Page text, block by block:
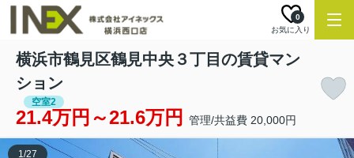
お気に入り
0
横浜市鶴見区鶴見中央３丁目の賃貸マン
ション
空室2
21.4万円～21.6万円 管理/共益費 20,000円
1/27